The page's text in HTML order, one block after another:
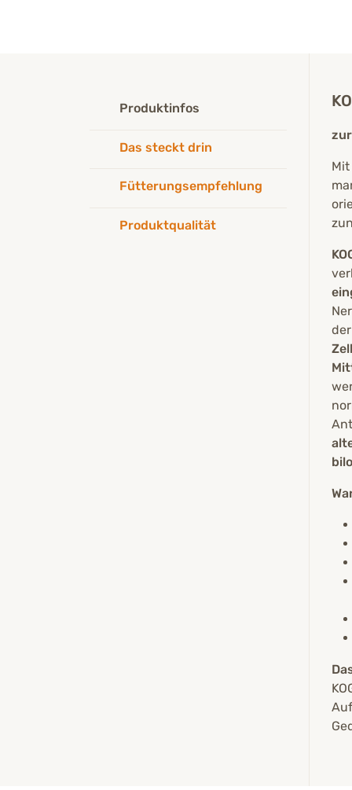
Produktinfos
Das steckt drin
Fütterungsempfehlung
Produktqualität